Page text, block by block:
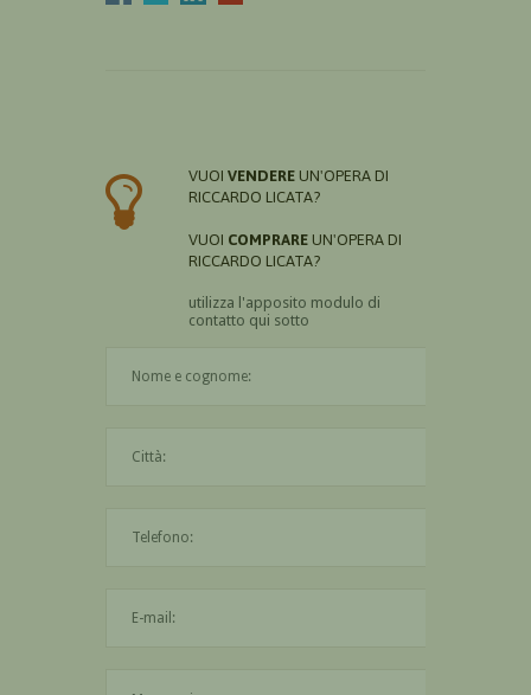
VUOI VENDERE UN'OPERA DI
RICCARDO LICATA?
VUOI COMPRARE UN'OPERA DI
RICCARDO LICATA?
utilizza l'apposito modulo di
contatto qui sotto